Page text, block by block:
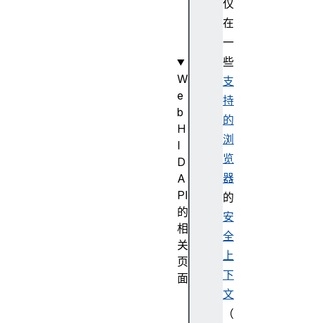
仅
在
一
些
支
持
的
浏
览
器
的
安
全
上
下
文
（
W
e
b
H
I
D
A
PI
的
相
关
页
面